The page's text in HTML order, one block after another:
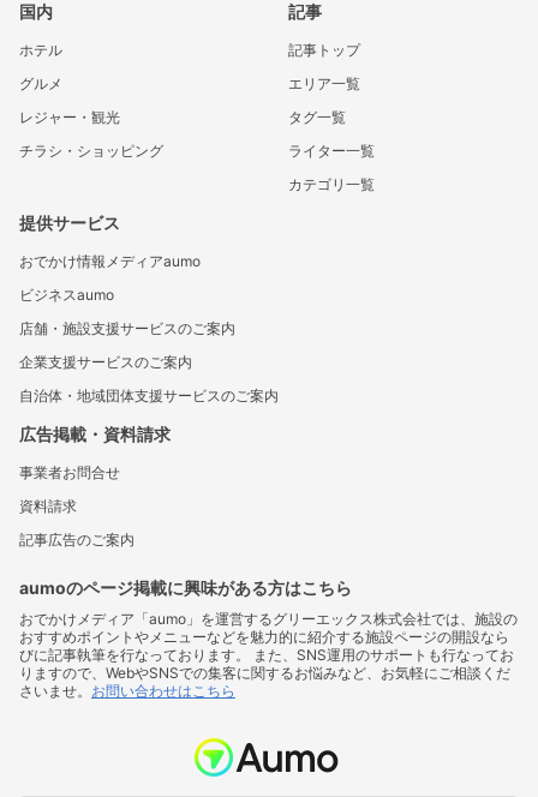
国内
ホテル
グルメ
レジャー・観光
チラシ・ショッピング
記事
記事トップ
エリア一覧
タグ一覧
ライター一覧
カテゴリ一覧
提供サービス
おでかけ情報メディアaumo
ビジネスaumo
店舗・施設支援サービスのご案内
企業支援サービスのご案内
自治体・地域団体支援サービスのご案内
広告掲載・資料請求
事業者お問合せ
資料請求
記事広告のご案内
aumoのページ掲載に興味がある方はこちら
おでかけメディア「aumo」を運営するグリーエックス株式会社では、施設の
おすすめポイントやメニューなどを魅力的に紹介する施設ページの開設なら
びに記事執筆を行なっております。 また、SNS運用のサポートも行なってお
りますので、WebやSNSでの集客に関するお悩みなど、お気軽にご相談くだ
さいませ。 お問い合わせはこちら